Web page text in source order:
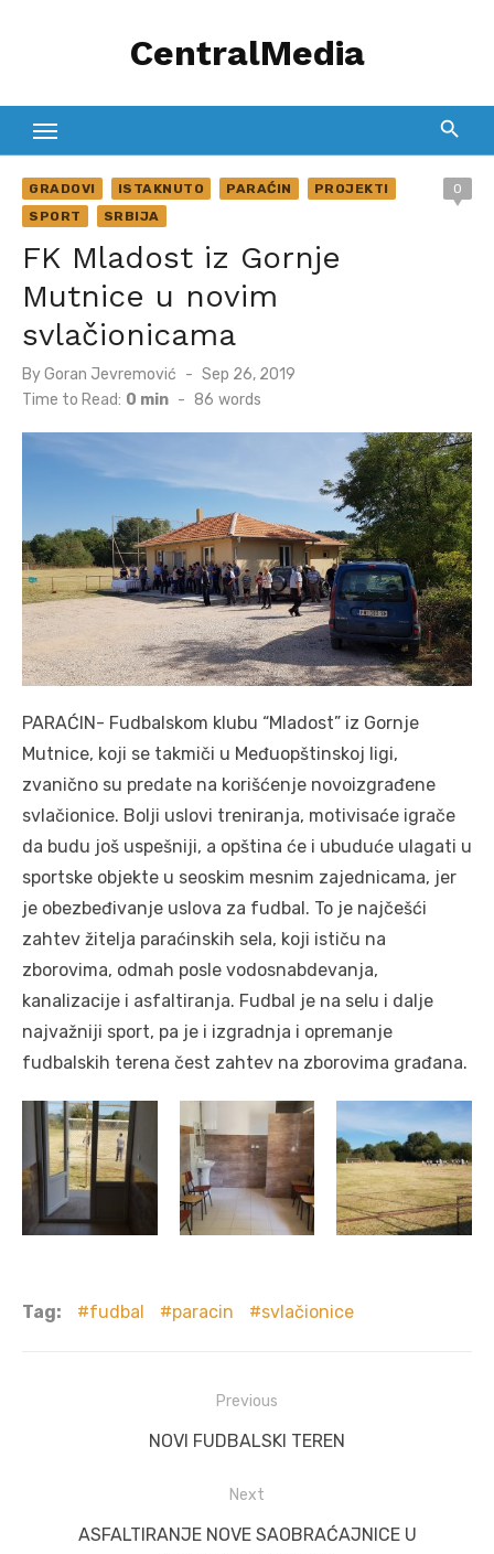
CentralMedia
GRADOVI ISTAKNUTO PARAĆIN
PROJEKTI
SPORT
SRBIJA
0
FK Mladost iz Gornje
Mutnice u novim
svlačionicama
ByGoran Jevremović
Posted
on
Sep 26, 2019
Time to Read: 0 min - 86 words
PARAĆIN- Fudbalskom klubu “Mladost” iz Gornje
Mutnice, koji se takmiči u Međuopštinskoj ligi,
zvanično su predate na korišćenje novoizgrađene
svlačionice. Bolji uslovi treniranja, motivisaće igrače
da budu još uspešniji, a opština će i ubuduće ulagati u
sportske objekte u seoskim mesnim zajednicama, jer
je obezbeđivanje uslova za fudbal. To je najčešći
zahtev žitelja paraćinskih sela, koji ističu na
zborovima, odmah posle vodosnabdevanja,
kanalizacije i asfaltiranja. Fudbal je na selu i dalje
najvažniji sport, pa je i izgradnja i opremanje
fudbalskih terena čest zahtev na zborovima građana.
Tag: fudbal paracin svlačionice
navigation
Previous
Previous
NOVI FUDBALSKI TEREN
Next
ASFALTIRANJE NOVE SAOBRAĆAJNICE U